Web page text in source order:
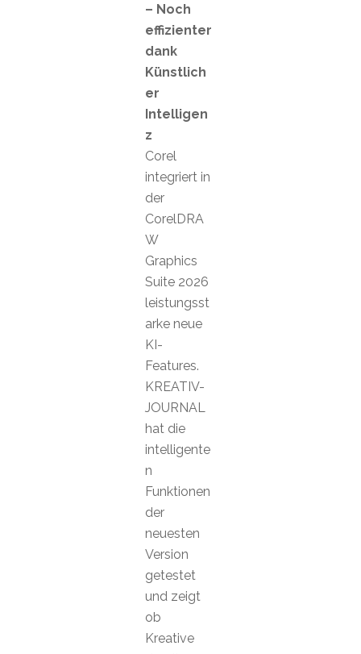
– Noch
effizienter
dank
Künstlich
er
Intelligen
z
Corel
integriert in
der
CorelDRA
W
Graphics
Suite 2026
leistungsst
arke neue
KI-
Features.
KREATIV-
JOURNAL
hat die
intelligente
n
Funktionen
der
neuesten
Version
getestet
und zeigt
ob
Kreative